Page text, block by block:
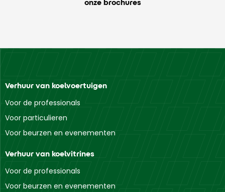
onze brochures
Verhuur van koelvoertuigen
Voor de professionals
Voor particulieren
Voor beurzen en evenementen
Verhuur van koelvitrines
Voor de professionals
Voor beurzen en evenementen